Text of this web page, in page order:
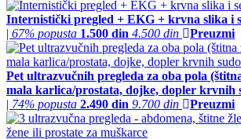
Internistički pregled + EKG + krvna slika i
| 67% popusta 1.500 din 4.500 din Preuzmi
Pet ultrazvučnih pregleda za oba pola
mala karlica/prostata, dojke, dopler krvnih
| 74% popusta 2.490 din 9.700 din Preuzmi